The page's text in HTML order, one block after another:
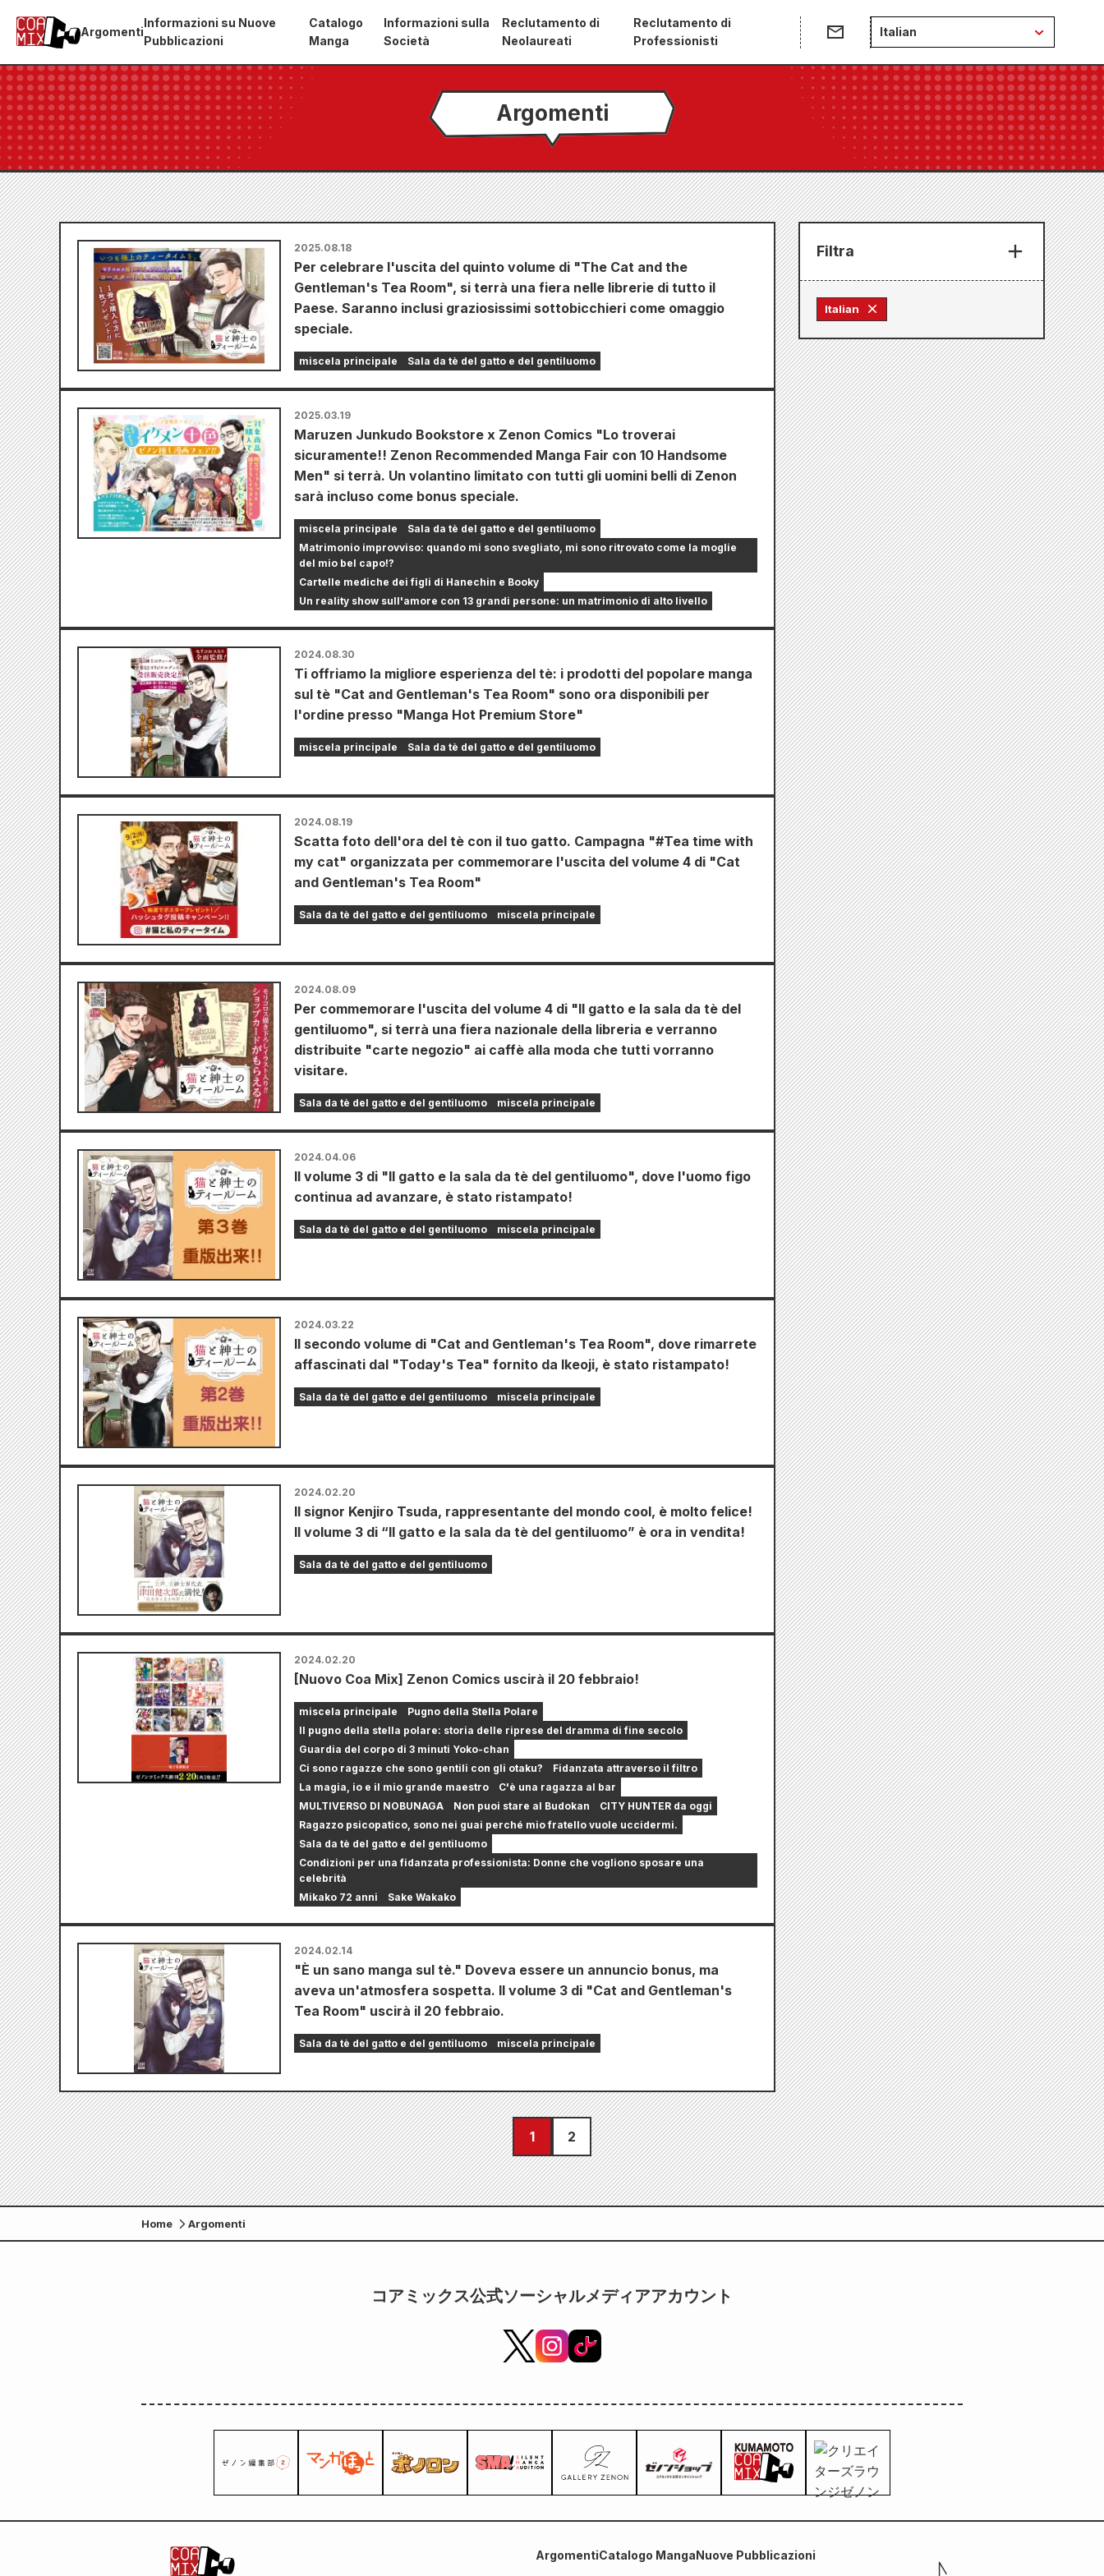
Argomenti
Informazioni su Nuove
Pubblicazioni
Catalogo
Manga
Informazioni sulla
Società
Reclutamento di
Neolaureati
Reclutamento di
Professionisti
Italian
Argomenti
Filtra
Italian
2025.08.18
Per celebrare l'uscita del quinto volume di "The Cat and the
Gentleman's Tea Room", si terrà una fiera nelle librerie di tutto il
Paese. Saranno inclusi graziosissimi sottobicchieri come omaggio
speciale.
miscela principale Sala da tè del gatto e del gentiluomo
2025.03.19
Maruzen Junkudo Bookstore x Zenon Comics "Lo troverai
sicuramente!! Zenon Recommended Manga Fair con 10 Handsome
Men" si terrà. Un volantino limitato con tutti gli uomini belli di Zenon
sarà incluso come bonus speciale.
miscela principale
Sala da tè del gatto e del gentiluomo
Matrimonio improvviso: quando mi sono svegliato, mi sono ritrovato come la moglie
del mio bel capo!?
Cartelle mediche dei figli di Hanechin e Booky
Un reality show sull'amore con 13 grandi persone: un matrimonio di alto livello
2024.08.30
Ti offriamo la migliore esperienza del tè: i prodotti del popolare manga
sul tè "Cat and Gentleman's Tea Room" sono ora disponibili per
l'ordine presso "Manga Hot Premium Store"
miscela principale Sala da tè del gatto e del gentiluomo
2024.08.19
Scatta foto dell'ora del tè con il tuo gatto. Campagna "#Tea time with
my cat" organizzata per commemorare l'uscita del volume 4 di "Cat
and Gentleman's Tea Room"
Sala da tè del gatto e del gentiluomo miscela principale
2024.08.09
Per commemorare l'uscita del volume 4 di "Il gatto e la sala da tè del
gentiluomo", si terrà una fiera nazionale della libreria e verranno
distribuite "carte negozio" ai caffè alla moda che tutti vorranno
visitare.
Sala da tè del gatto e del gentiluomo miscela principale
2024.04.06
Il volume 3 di "Il gatto e la sala da tè del gentiluomo", dove l'uomo figo
continua ad avanzare, è stato ristampato!
Sala da tè del gatto e del gentiluomo miscela principale
2024.03.22
Il secondo volume di "Cat and Gentleman's Tea Room", dove rimarrete
affascinati dal "Today's Tea" fornito da Ikeoji, è stato ristampato!
Sala da tè del gatto e del gentiluomo miscela principale
2024.02.20
Il signor Kenjiro Tsuda, rappresentante del mondo cool, è molto felice!
Il volume 3 di “Il gatto e la sala da tè del gentiluomo” è ora in vendita!
Sala da tè del gatto e del gentiluomo
2024.02.20
[Nuovo Coa Mix] Zenon Comics uscirà il 20 febbraio!
miscela principale
Pugno della Stella Polare
Il pugno della stella polare: storia delle riprese del dramma di fine secolo
Guardia del corpo di 3 minuti Yoko-chan
Ci sono ragazze che sono gentili con gli otaku?
Fidanzata attraverso il filtro
La magia, io e il mio grande maestro
C'è una ragazza al bar
MULTIVERSO DI NOBUNAGA
Non puoi stare al Budokan
CITY HUNTER da oggi
Ragazzo psicopatico, sono nei guai perché mio fratello vuole uccidermi.
Sala da tè del gatto e del gentiluomo
Condizioni per una fidanzata professionista: Donne che vogliono sposare una
celebrità
Mikako 72 anni
Sake Wakako
2024.02.14
"È un sano manga sul tè." Doveva essere un annuncio bonus, ma
aveva un'atmosfera sospetta. Il volume 3 di "Cat and Gentleman's
Tea Room" uscirà il 20 febbraio.
Sala da tè del gatto e del gentiluomo miscela principale
1 2
Home Argomenti
コアミックス公式ソーシャルメディアアカウント
ArgomentiCatalogo MangaNuove Pubblicazioni